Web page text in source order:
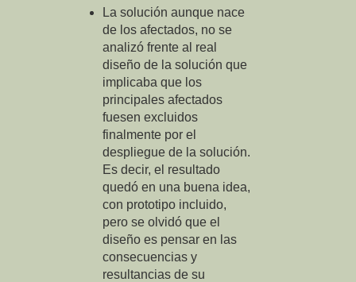
La solución aunque nace
de los afectados, no se
analizó frente al real
diseño de la solución que
implicaba que los
principales afectados
fuesen excluidos
finalmente por el
despliegue de la solución.
Es decir, el resultado
quedó en una buena idea,
con prototipo incluido,
pero se olvidó que el
diseño es pensar en las
consecuencias y
resultancias de su